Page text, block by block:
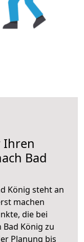
Ihren
Bad
König steht an
machen
die bei
König zu
Planung bis